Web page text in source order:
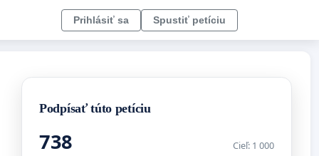
Prihlásiť sa Spustiť petíciu
Podpísať túto petíciu
738 Cieľ: 1 000